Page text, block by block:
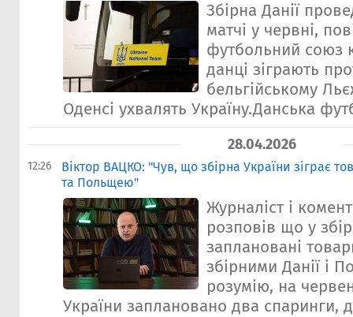
Збірна Данії
матчі у червні,
футбольний союз
данці зіграють
бельгійському
Оденсі ухвалять Україну.Данська
28.04.2026
12:26
Віктор ВАЦКО: "Чув, що збірна України зіграє
та Польщею"
Журналіст і
розповів що у
заплановані
збірними Данії і
розумію, на
України заплановано два спаринги,